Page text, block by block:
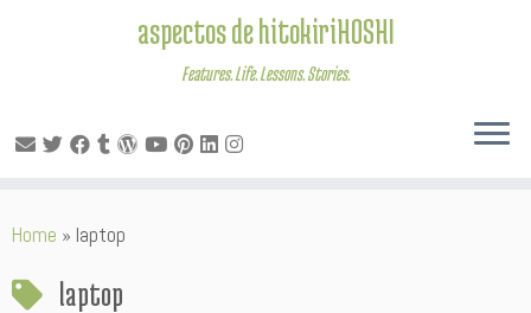
to
aspectos de hitokiriHOSHI
Features. Life. Lessons. Stories.
Home » laptop
laptop